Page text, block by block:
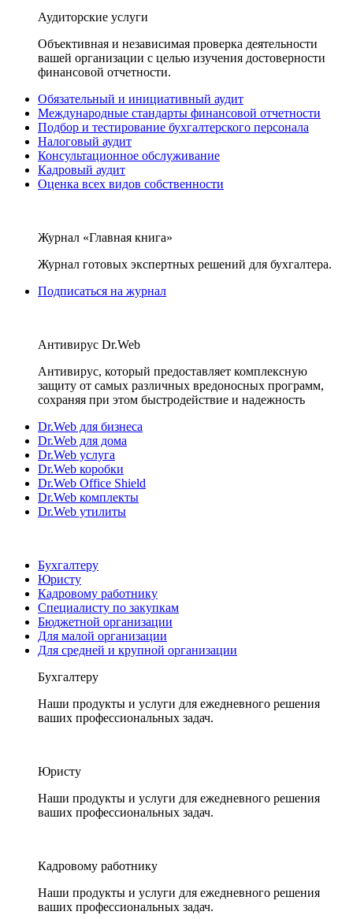
Аудиторские услуги
Объективная и независимая проверка деятельности
вашей организации с целью изучения достоверности
финансовой отчетности.
Обязательный и инициативный аудит
Международные стандарты финансовой отчетности
Подбор и тестирование бухгалтерского персонала
Налоговый аудит
Консультационное обслуживание
Кадровый аудит
Оценка всех видов собственности
Журнал «Главная книга»
Журнал готовых экспертных решений для бухгалтера.
Подписаться на журнал
Антивирус Dr.Web
Антивирус, который предоставляет комплексную
защиту от самых различных вредоносных программ,
сохраняя при этом быстродействие и надежность
Dr.Web для бизнеса
Dr.Web для дома
Dr.Web услуга
Dr.Web коробки
Dr.Web Office Shield
Dr.Web комплекты
Dr.Web утилиты
Бухгалтеру
Юристу
Кадровому работнику
Специалисту по закупкам
Бюджетной организации
Для малой организации
Для средней и крупной организации
Бухгалтеру
Наши продукты и услуги для ежедневного решения
ваших профессиональных задач.
Юристу
Наши продукты и услуги для ежедневного решения
ваших профессиональных задач.
Кадровому работнику
Наши продукты и услуги для ежедневного решения
ваших профессиональных задач.